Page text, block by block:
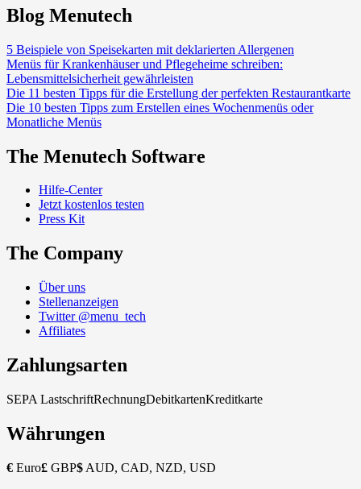
Blog Menutech
5 Beispiele von Speisekarten mit deklarierten Allergenen
Menüs für Krankenhäuser und Pflegeheime schreiben:
Lebensmittelsicherheit gewährleisten
Die 11 besten Tipps für die Erstellung der perfekten Restaurantkarte
Die 10 besten Tipps zum Erstellen eines Wochenmenüs oder
Monatliche Menüs
The Menutech Software
Hilfe-Center
Jetzt kostenlos testen
Press Kit
The Company
Über uns
Stellenanzeigen
Twitter @menu_tech
Affiliates
Zahlungsarten
SEPA LastschriftRechnungDebitkartenKreditkarte
Währungen
€ Euro£ GBP$ AUD, CAD, NZD, USD